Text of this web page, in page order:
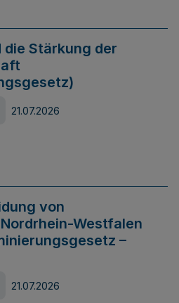
Stärkung der
21.07.2026
von
Westfalen
–
21.07.2026